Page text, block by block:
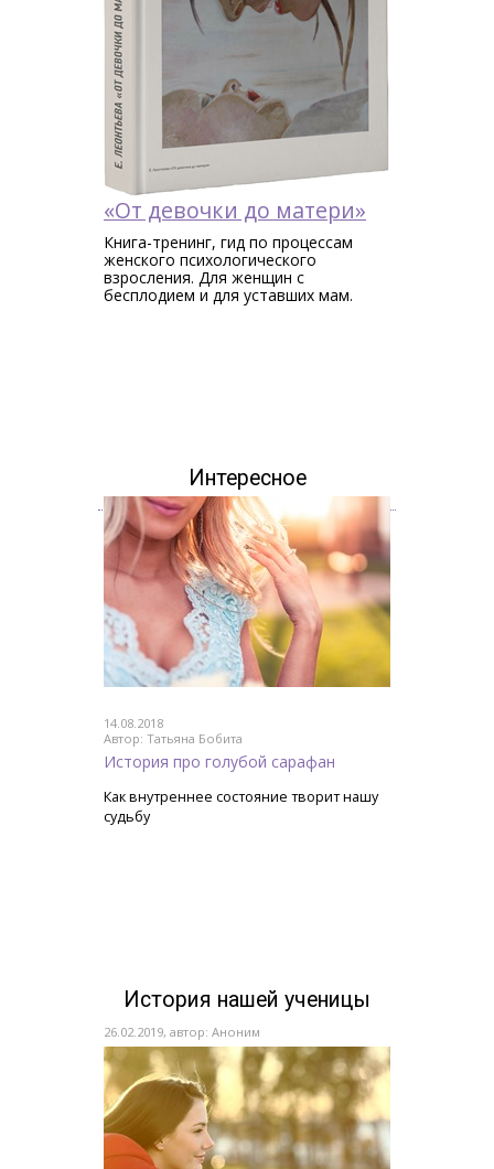
«От девочки до матери»
Книга-тренинг, гид по процессам
женского психологического
взросления. Для женщин c
бесплодием и для уставших мам.
Интересное
14.08.2018
Автор: Татьяна Бобита
История про голубой сарафан
Как внутреннее состояние творит нашу
судьбу
История нашей ученицы
26.02.2019, автор: Аноним